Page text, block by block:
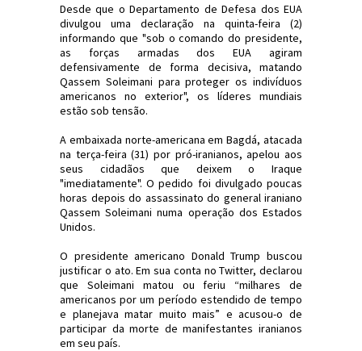
Desde que o Departamento de Defesa dos EUA
divulgou uma declaração na quinta-feira (2)
informando que "sob o comando do presidente,
as forças armadas dos EUA agiram
defensivamente de forma decisiva, matando
Qassem Soleimani para proteger os indivíduos
americanos no exterior", os líderes mundiais
estão sob tensão.
A embaixada norte-americana em Bagdá, atacada
na terça-feira (31) por pró-iranianos, apelou aos
seus cidadãos que deixem o Iraque
"imediatamente". O pedido foi divulgado poucas
horas depois do assassinato do general iraniano
Qassem Soleimani numa operação dos Estados
Unidos.
O presidente americano Donald Trump buscou
justificar o ato. Em sua conta no Twitter, declarou
que Soleimani matou ou feriu “milhares de
americanos por um período estendido de tempo
e planejava matar muito mais” e acusou-o de
participar da morte de manifestantes iranianos
em seu país.